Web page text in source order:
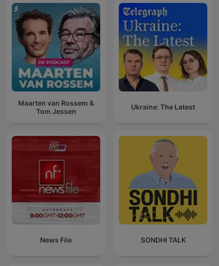
Maarten van Rossem &
Tom Jessen
Ukraine: The Latest
News File SONDHI TALK